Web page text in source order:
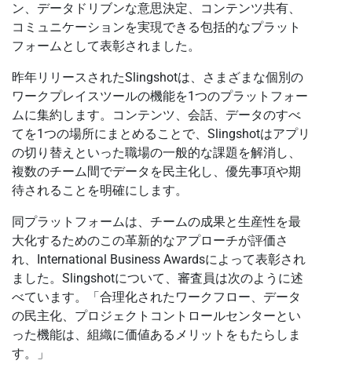
ン、データドリブンな意思決定、コンテンツ共有、
コミュニケーションを実現できる包括的なプラット
フォームとして表彰されました。
昨年リリースされたSlingshotは、さまざまな個別の
ワークプレイスツールの機能を1つのプラットフォー
ムに集約します。コンテンツ、会話、データのすべ
てを1つの場所にまとめることで、Slingshotはアプリ
の切り替えといった職場の一般的な課題を解消し、
複数のチーム間でデータを民主化し、優先事項や期
待されることを明確にします。
同プラットフォームは、チームの成果と生産性を最
大化するためのこの革新的なアプローチが評価さ
れ、International Business Awardsによって表彰され
ました。Slingshotについて、審査員は次のように述
べています。「合理化されたワークフロー、データ
の民主化、プロジェクトコントロールセンターとい
った機能は、組織に価値あるメリットをもたらしま
す。」